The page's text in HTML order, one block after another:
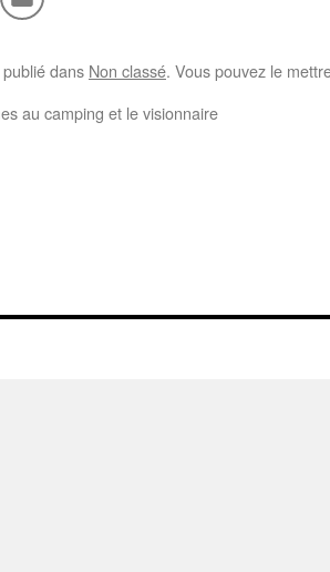
dans Non classé. Vous pouvez le
au camping et le visionnaire